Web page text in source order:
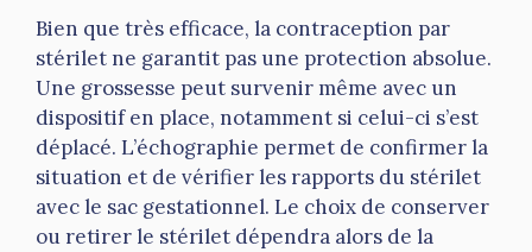
Bien que très efficace, la contraception par
stérilet ne garantit pas une protection absolue.
Une grossesse peut survenir même avec un
dispositif en place, notamment si celui-ci s’est
déplacé. L’échographie permet de confirmer la
situation et de vérifier les rapports du stérilet
avec le sac gestationnel. Le choix de conserver
ou retirer le stérilet dépendra alors de la